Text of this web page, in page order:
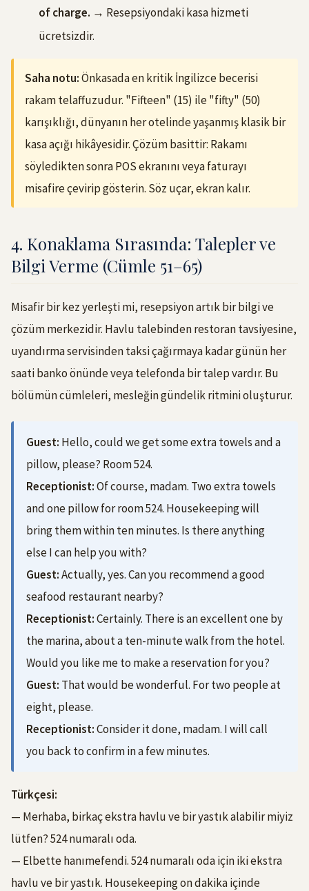
of charge. → Resepsiyondaki kasa hizmeti
ücretsizdir.
Saha notu:Önkasada en kritik İngilizce becerisi
rakam telaffuzudur. "Fifteen" (15) ile "fifty" (50)
karışıklığı, dünyanın her otelinde yaşanmış klasik bir
kasa açığı hikâyesidir. Çözüm basittir: Rakamı
söyledikten sonra POS ekranını veya faturayı
misafire çevirip gösterin. Söz uçar, ekran kalır.
4. Konaklama Sırasında: Talepler ve
Bilgi Verme (Cümle 51–65)
Misafir bir kez yerleşti mi, resepsiyon artık bir bilgi ve
çözüm merkezidir. Havlu talebinden restoran tavsiyesine,
uyandırma servisinden taksi çağırmaya kadar günün her
saati banko önünde veya telefonda bir talep vardır. Bu
bölümün cümleleri, mesleğin gündelik ritmini oluşturur.
Guest: Hello, could we get some extra towels and a
pillow, please? Room 524.
Receptionist:Of course, madam. Two extra towels
and one pillow for room 524. Housekeeping will
bring them within ten minutes. Is there anything
else I can help you with?
Guest:Actually, yes. Can you recommend a good
seafood restaurant nearby?
Receptionist:Certainly. There is an excellent one by
the marina, about a ten-minute walk from the hotel.
Would you like me to make a reservation for you?
Guest: That would be wonderful. For two people at
eight, please.
Receptionist:Consider it done, madam. I will call
you back to confirm in a few minutes.
Türkçesi:
— Merhaba, birkaç ekstra havlu ve bir yastık alabilir miyiz
lütfen? 524 numaralı oda.
— Elbette hanımefendi. 524 numaralı oda için iki ekstra
havlu ve bir yastık. Housekeeping on dakika içinde